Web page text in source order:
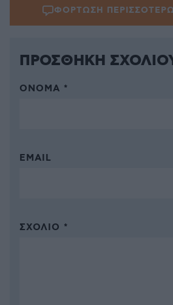
ΦΟΡΤΩΣΗ
ΠΡΟΣΘΗΚΗ
ΌΝΟΜΑ *
EMAIL
ΣΧΌΛΙΟ *